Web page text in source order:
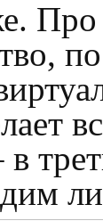
Про
в